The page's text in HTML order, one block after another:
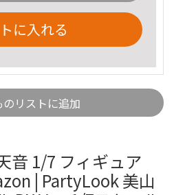
に入れる
リストに追加
音 1/7 フィギュア
| PartyLook 美山